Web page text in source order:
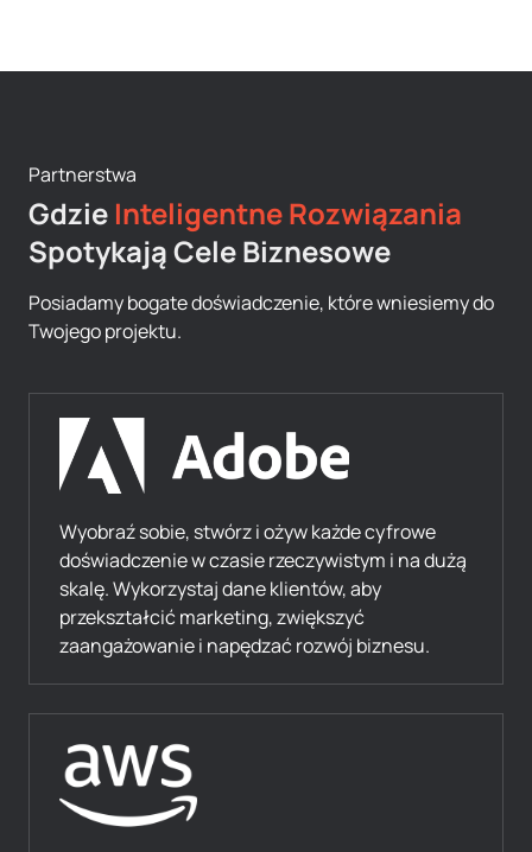
Partnerstwa
Gdzie Inteligentne Rozwiązania
Spotykają Cele Biznesowe
Posiadamy bogate doświadczenie, które wniesiemy do
Twojego projektu.
Wyobraź sobie, stwórz i ożyw każde cyfrowe
doświadczenie w czasie rzeczywistym i na dużą
skalę. Wykorzystaj dane klientów, aby
przekształcić marketing, zwiększyć
zaangażowanie i napędzać rozwój biznesu.